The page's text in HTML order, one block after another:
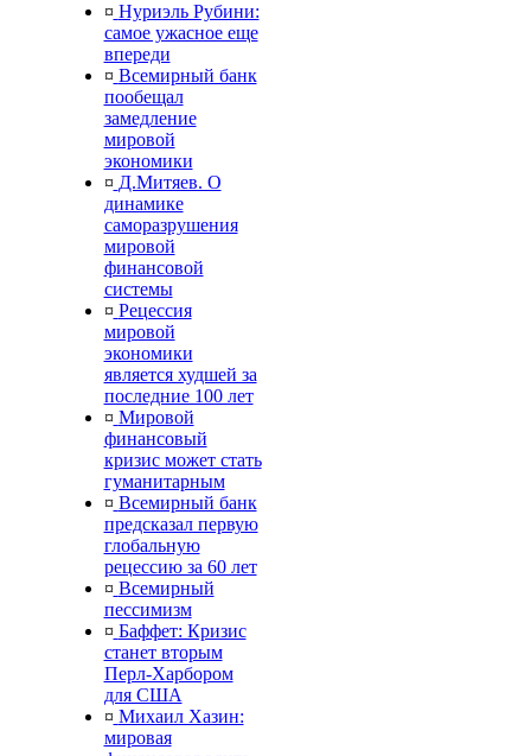
¤ Нуриэль Рубини:
самое ужасное еще
впереди
¤ Всемирный банк
пообещал
замедление
мировой
экономики
¤ Д.Митяев. О
динамике
саморазрушения
мировой
финансовой
системы
¤ Рецессия
мировой
экономики
является худшей за
последние 100 лет
¤ Мировой
финансовый
кризис может стать
гуманитарным
¤ Всемирный банк
предсказал первую
глобальную
рецессию за 60 лет
¤ Всемирный
пессимизм
¤ Баффет: Кризис
станет вторым
Перл-Харбором
для США
¤ Михаил Хазин:
мировая